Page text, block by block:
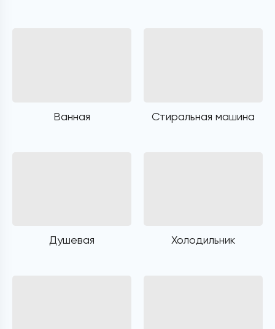
Ванная Стиральная машина
Душевая Холодильник